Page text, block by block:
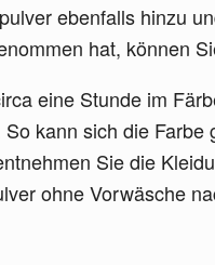
ebenfalls hinzu
hat, können
eine Stunde im
kann sich die
Sie die
ohne Vorwäsche